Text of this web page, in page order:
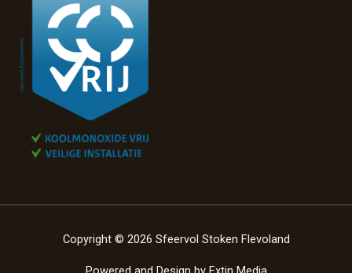
Copyright © 2026 Sfeervol Stoken Flevoland